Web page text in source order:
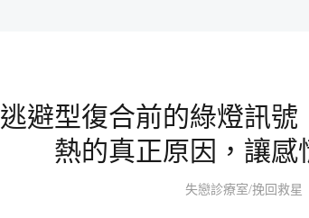
逃避型復合前的綠燈訊號
熱的真正原因，讓感
失戀診療室/挽回救星